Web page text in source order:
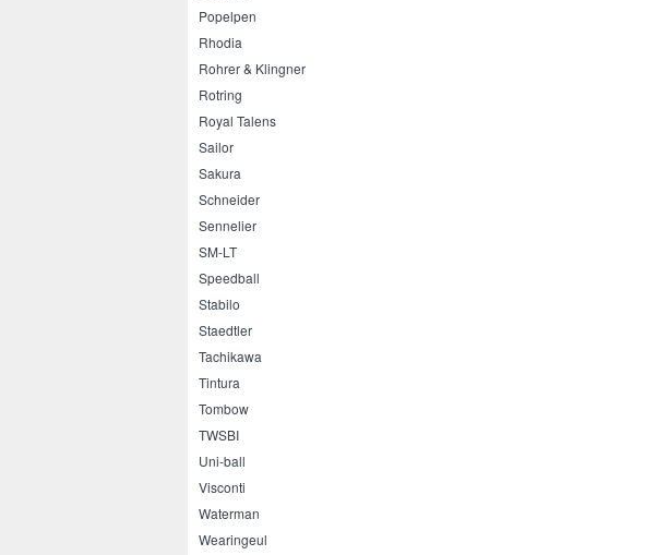
Popelpen
Rhodia
Rohrer & Klingner
Rotring
Royal Talens
Sailor
Sakura
Schneider
Sennelier
SM-LT
Speedball
Stabilo
Staedtler
Tachikawa
Tintura
Tombow
TWSBI
Uni-ball
Visconti
Waterman
Wearingeul